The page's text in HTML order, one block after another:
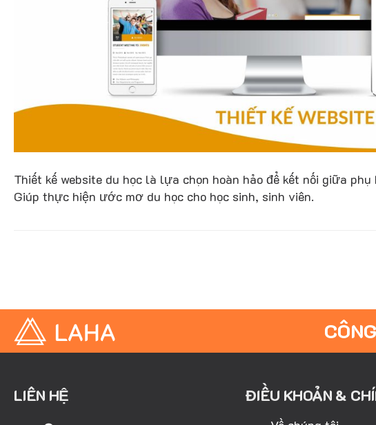
Thiết kế website du học là lựa chọn hoàn hảo để kết nối giữa
Giúp thực hiện ước mơ du học cho học sinh, sinh viên.
LIÊN HỆ ĐIỀU KHOẢN &